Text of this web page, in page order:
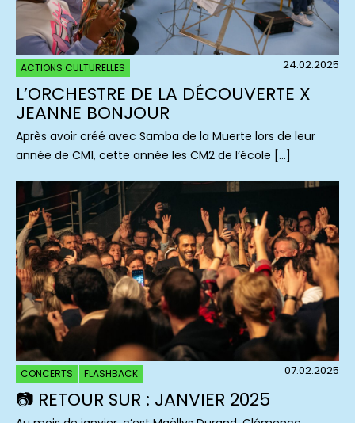
ACTIONS CULTURELLES 24.02.2025
L’ORCHESTRE DE LA DÉCOUVERTE X
JEANNE BONJOUR
Après avoir créé avec Samba de la Muerte lors de leur
année de CM1, cette année les CM2 de l’école […]
CONCERTS FLASHBACK 07.02.2025
📷 RETOUR SUR : JANVIER 2025